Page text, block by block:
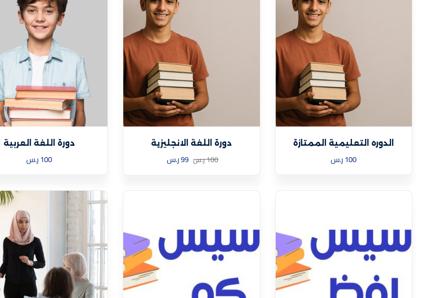
الدوره التعليمية الممتازة
100ر.س
دورة اللغة الانجليزية
100ر.س 99ر.س
دورة اللغة العربية
100ر.س